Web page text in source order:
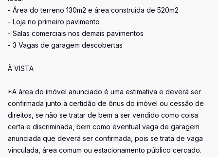
- Área do terreno 130m2 e área construída de 520m2
- Loja no primeiro pavimento
- Salas comerciais nos demais pavimentos
- 3 Vagas de garagem descobertas
À VISTA
*A área do imóvel anunciado é uma estimativa e deverá ser
confirmada junto à certidão de ônus do imóvel ou cessão de
direitos, se não se tratar de bem a ser vendido como coisa
certa e discriminada, bem como eventual vaga de garagem
anunciada que deverá ser confirmada, pois se trata de vaga
vinculada, área comum ou estacionamento público cercado.